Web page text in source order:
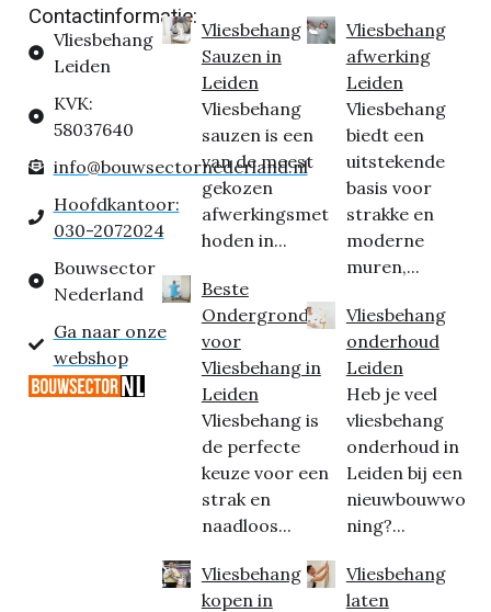
Contactinformatie:
Vliesbehang
Leiden
KVK:
58037640
info@bouwsectornederland.nl
Hoofdkantoor:
030-2072024
Bouwsector
Nederland
Ga naar onze
webshop
Vliesbehang
Sauzen in
Leiden
Vliesbehang
sauzen is een
van de meest
gekozen
afwerkingsmet
hoden in...
Beste
Ondergrond
voor
Vliesbehang in
Leiden
Vliesbehang is
de perfecte
keuze voor een
strak en
naadloos...
Vliesbehang
kopen in
Vliesbehang
afwerking
Leiden
Vliesbehang
biedt een
uitstekende
basis voor
strakke en
moderne
muren,...
Vliesbehang
onderhoud
Leiden
Heb je veel
vliesbehang
onderhoud in
Leiden bij een
nieuwbouwwo
ning?...
Vliesbehang
laten